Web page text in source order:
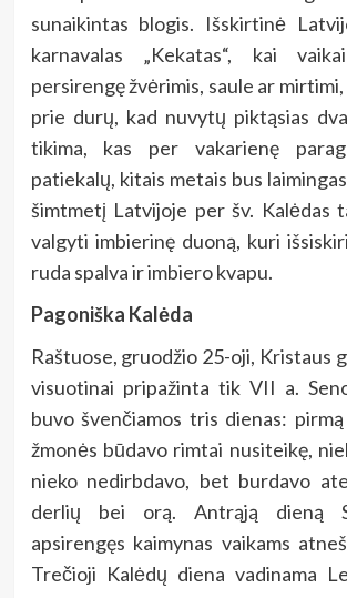
sunaikintas blogis. Išskirtinė
karnavalas „Kekatas“, kai
persirengę žvėrimis, saule ar
prie durų, kad nuvytų piktąsias
tikima, kas per vakarienę
patiekalų, kitais metais bus
šimtmetį Latvijoje per šv. Kalėdas
valgyti imbierinę duoną, kuri
ruda spalva ir imbiero kvapu.
Pagoniška Kalėda
Raštuose, gruodžio 25-oji, Kristaus
visuotinai pripažinta tik VII a.
buvo švenčiamos tris dienas:
žmonės būdavo rimtai nusiteikę,
nieko nedirbdavo, bet burdavo
derlių bei orą. Antrąją dieną
apsirengęs kaimynas vaikams
Trečioji Kalėdų diena vadinama